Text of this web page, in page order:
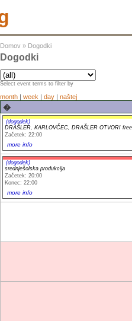
Domov » Dogodki
Dogodki
Select event terms to filter by
month | week | day | naštej
�
(dogodek)
DRAŠLER, KARLOVČEC, DRAŠLER OTVORI
Začetek: 22:00
more info
(dogodek)
srednješolska produkcija
Začetek: 20:00
Konec: 22:00
more info